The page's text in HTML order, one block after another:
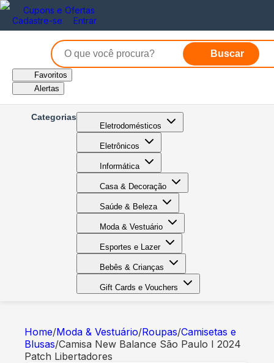
Cupons e Ofertas
Cadastre-se
Entrar
Buscar
Favoritos
Alertas
Categorias
Eletrodomésticos
Eletrônicos
Informática
Casa & Decoração
Saúde & Beleza
Moda & Vestuário
Esportes e Lazer
Bebês & Crianças
Gift Cards e Vouchers
Home/Moda & Vestuário/Roupas/Camisetas e
Blusas/Camisa New Balance São Paulo I 2024
Patch Libertadores